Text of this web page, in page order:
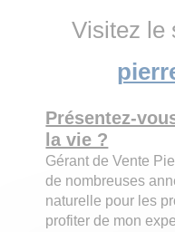
Visitez le
Présentez-
la vie ?
Gérant de Vente
de nombreuses
naturelle pour les
profiter de mon